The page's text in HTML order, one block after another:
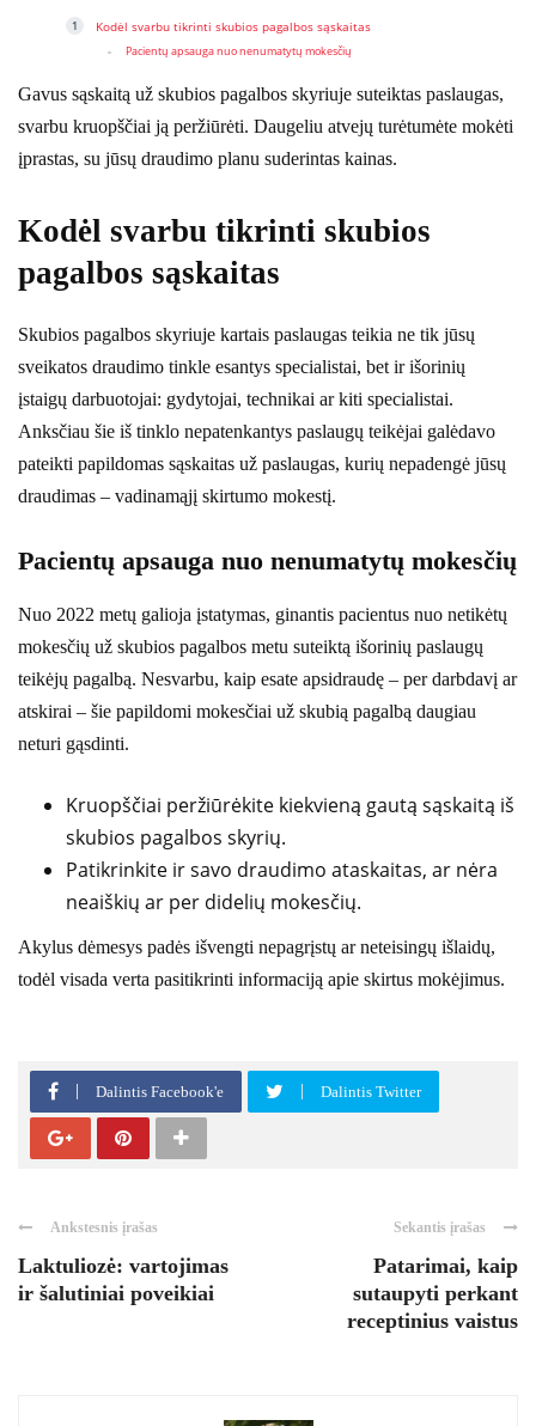
Kodėl svarbu tikrinti skubios pagalbos sąskaitas
Pacientų apsauga nuo nenumatytų mokesčių
Gavus sąskaitą už skubios pagalbos skyriuje suteiktas paslaugas,
svarbu kruopščiai ją peržiūrėti. Daugeliu atvejų turėtumėte mokėti
įprastas, su jūsų draudimo planu suderintas kainas.
Kodėl svarbu tikrinti skubios
pagalbos sąskaitas
Skubios pagalbos skyriuje kartais paslaugas teikia ne tik jūsų
sveikatos draudimo tinkle esantys specialistai, bet ir išorinių
įstaigų darbuotojai: gydytojai, technikai ar kiti specialistai.
Anksčiau šie iš tinklo nepatenkantys paslaugų teikėjai galėdavo
pateikti papildomas sąskaitas už paslaugas, kurių nepadengė jūsų
draudimas – vadinamąjį skirtumo mokestį.
Pacientų apsauga nuo nenumatytų mokesčių
Nuo 2022 metų galioja įstatymas, ginantis pacientus nuo netikėtų
mokesčių už skubios pagalbos metu suteiktą išorinių paslaugų
teikėjų pagalbą. Nesvarbu, kaip esate apsidraudę – per darbdavį ar
atskirai – šie papildomi mokesčiai už skubią pagalbą daugiau
neturi gąsdinti.
Kruopščiai peržiūrėkite kiekvieną gautą sąskaitą iš
skubios pagalbos skyrių.
Patikrinkite ir savo draudimo ataskaitas, ar nėra
neaiškių ar per didelių mokesčių.
Akylus dėmesys padės išvengti nepagrįstų ar neteisingų išlaidų,
todėl visada verta pasitikrinti informaciją apie skirtus mokėjimus.
Dalintis Facebook'e Dalintis Twitter
Ankstesnis įrašas
Laktuliozė: vartojimas
ir šalutiniai poveikiai
Sekantis įrašas
Patarimai, kaip
sutaupyti perkant
receptinius vaistus